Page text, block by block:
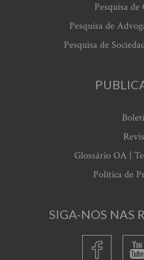
Pesquisa de
Pesquisa de
Pesquisa de
Glossário OA |
Política de
SIGA-NOS NAS